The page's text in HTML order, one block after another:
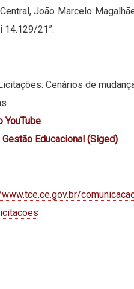
João Marcelo
14.129/21”.
Cenários de
YouTube
Educacional (Siged)